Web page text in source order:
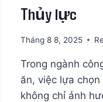
Thủy lực
Tháng 8 8, 2025
Trong ngành
ăn, việc lựa
không chỉ ảnh